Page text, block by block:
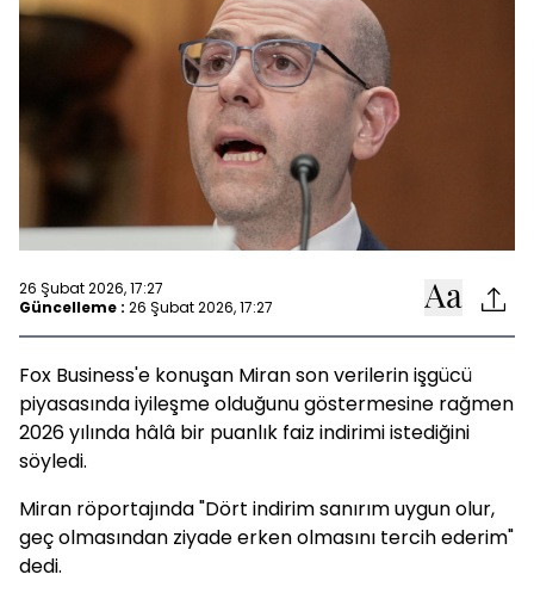
26 Şubat 2026, 17:27
Güncelleme : 26 Şubat 2026, 17:27
Fox Business'e konuşan Miran son verilerin işgücü
piyasasında iyileşme olduğunu göstermesine rağmen
2026 yılında hâlâ bir puanlık faiz indirimi istediğini
söyledi.
Miran röportajında "Dört indirim sanırım uygun olur,
geç olmasından ziyade erken olmasını tercih ederim"
dedi.